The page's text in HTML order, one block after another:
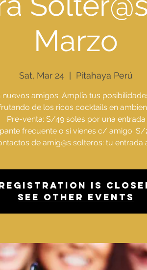
Marzo
Sat, Mar 24 Pitahaya Perú
amigos. Amplía tus
de los ricos cocktails en
Pre-venta: S/49 soles por una entrada
frecuente o si vienes c/ amigo: S/
de amig@s solteros: tu entrada
is
See other events